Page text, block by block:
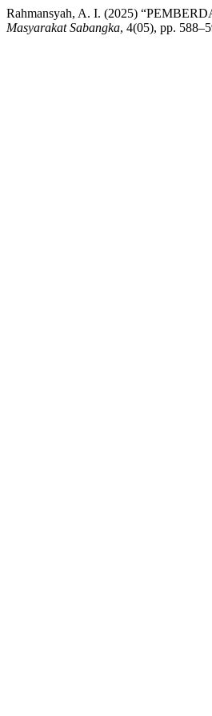
Rahmansyah, A. I. (2025)
Masyarakat Sabangka, 4(05), pp.